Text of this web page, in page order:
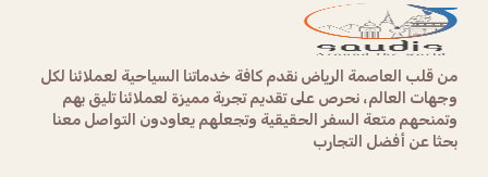
من قلب العاصمة الرياض نقدم كافة خدماتنا السياحية لعملائنا لكل
وجهات العالم، نحرص على تقديم تجربة مميزة لعملائنا تليق بهم
وتمنحهم متعة السفر الحقيقية وتجعلهم يعاودون التواصل معنا
بحثا عن أفضل التجارب